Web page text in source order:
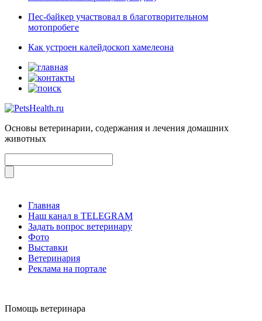
Пес-байкер участвовал в благотворительном
мотопробеге
Как устроен калейдоскоп хамелеона
Основы ветеринарии, содержания и лечения домашних
животных
Главная
Наш канал в TELEGRAM
Задать вопрос ветеринару
Фото
Выставки
Ветеринария
Реклама на портале
Помощь ветеринара